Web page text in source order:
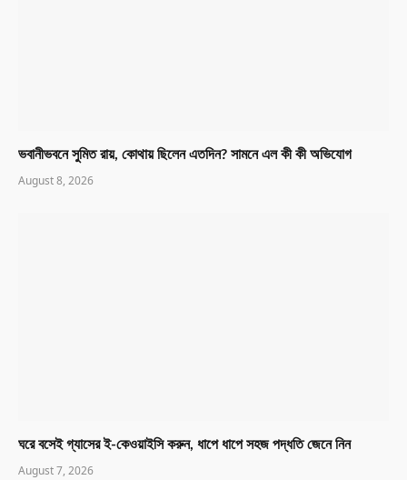
ভবানীভবনে সুমিত রায়, কোথায় ছিলেন এতদিন? সামনে এল কী কী অভিযোগ
August 8, 2026
ঘরে বসেই গ্যাসের ই-কেওয়াইসি করুন, ধাপে ধাপে সহজ পদ্ধতি জেনে নিন
August 7, 2026